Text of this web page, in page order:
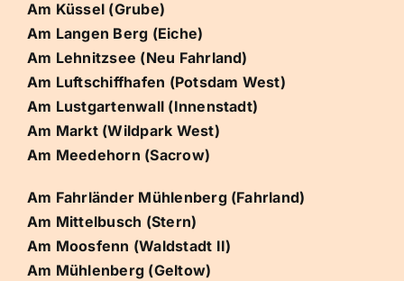
Am Küssel (Grube)
Am Langen Berg (Eiche)
Am Lehnitzsee (Neu Fahrland)
Am Luftschiffhafen (Potsdam West)
Am Lustgartenwall (Innenstadt)
Am Markt (Wildpark West)
Am Meedehorn (Sacrow)
Am Fahrländer Mühlenberg (Fahrland)
Am Mittelbusch (Stern)
Am Moosfenn (Waldstadt II)
Am Mühlenberg (Geltow)